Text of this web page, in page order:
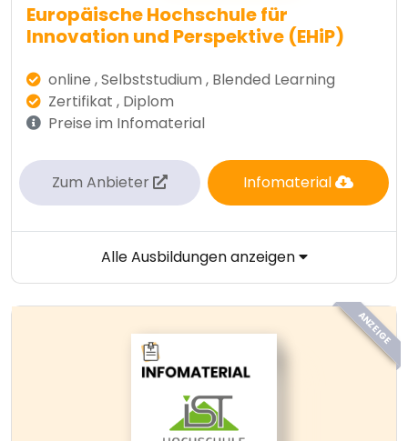
Europäische Hochschule für
Innovation und Perspektive (EHiP)
online , Selbststudium , Blended Learning
Zertifikat , Diplom
Preise im Infomaterial
Zum Anbieter Infomaterial
Alle Ausbildungen anzeigen
ANZEIGE